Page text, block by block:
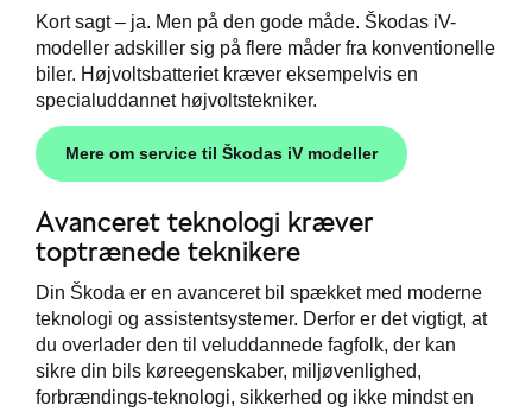
Kort sagt – ja. Men på den gode måde. Škodas iV-
modeller adskiller sig på flere måder fra konventionelle
biler. Højvoltsbatteriet kræver eksempelvis en
specialuddannet højvoltstekniker.
Mere om service til Škodas iV modeller
Avanceret teknologi kræver
toptrænede teknikere
Din Škoda er en avanceret bil spækket med moderne
teknologi og assistentsystemer. Derfor er det vigtigt, at
du overlader den til veluddannede fagfolk, der kan
sikre din bils køreegenskaber, miljøvenlighed,
forbrændings-teknologi, sikkerhed og ikke mindst en